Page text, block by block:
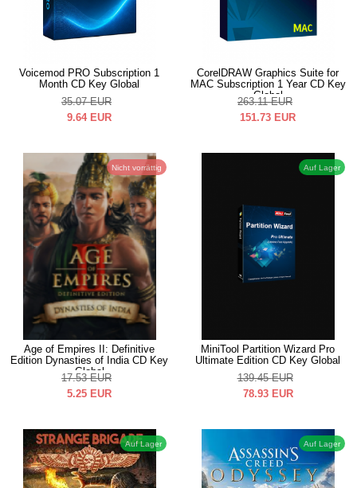
Voicemod PRO Subscription 1
Month CD Key Global
35.07 EUR
9.64 EUR
CorelDRAW Graphics Suite for
MAC Subscription 1 Year CD Key
Global
263.11 EUR
151.73 EUR
Nicht vorrättig
Age of Empires II: Definitive
Edition Dynasties of India CD Key
Global
17.53 EUR
5.25 EUR
Auf Lager
MiniTool Partition Wizard Pro
Ultimate Edition CD Key Global
139.45 EUR
78.93 EUR
Auf Lager Auf Lager